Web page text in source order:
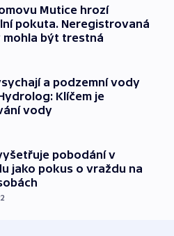
Mutice hrozí
pokuta. Neregistrovaná
mohla být trestná
a podzemní vody
Klíčem je
vody
pobodání v
jako pokus o vraždu na